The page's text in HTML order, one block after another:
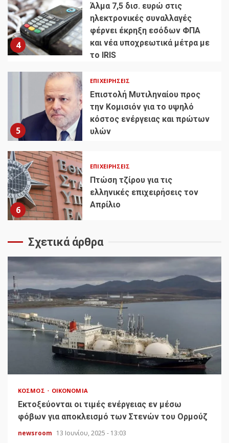
4
Άλμα 7,5 δισ. ευρώ στις
ηλεκτρονικές συναλλαγές
φέρνει έκρηξη εσόδων ΦΠΑ
και νέα υποχρεωτικά μέτρα με
το IRIS
5
ΕΠΙΧΕΙΡΉΣΕΙΣ
Επιστολή Μυτιληναίου προς
την Κομισιόν για το υψηλό
κόστος ενέργειας και πρώτων
υλών
6
ΕΠΙΧΕΙΡΉΣΕΙΣ
Πτώση τζίρου για τις
ελληνικές επιχειρήσεις τον
Απρίλιο
Σχετικά άρθρα
ΚΌΣΜΟΣ ΟΙΚΟΝΟΜΊΑ
Εκτοξεύονται οι τιμές ενέργειας εν μέσω
φόβων για αποκλεισμό των Στενών του Ορμούζ
newsroom 13 Ιουνίου, 2025 - 13:03